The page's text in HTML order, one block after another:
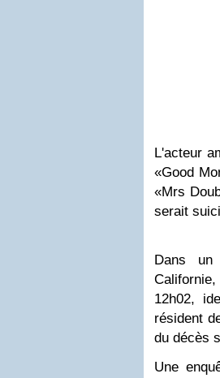
L'acteur
«Good
«Mrs
serait
Dans un
12h02,
résident
du décès
Une